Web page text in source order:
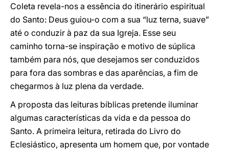
Coleta revela-nos a essência do itinerário espiritual
do Santo: Deus guiou-o com a sua “luz terna, suave”
até o conduzir à paz da sua Igreja. Esse seu
caminho torna-se inspiração e motivo de súplica
também para nós, que desejamos ser conduzidos
para fora das sombras e das aparências, a fim de
chegarmos à luz plena da verdade.
A proposta das leituras bíblicas pretende iluminar
algumas características da vida e da pessoa do
Santo. A primeira leitura, retirada do Livro do
Eclesiástico, apresenta um homem que, por vontade